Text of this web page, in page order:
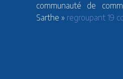
communauté de
Sarthe » regroupant 19